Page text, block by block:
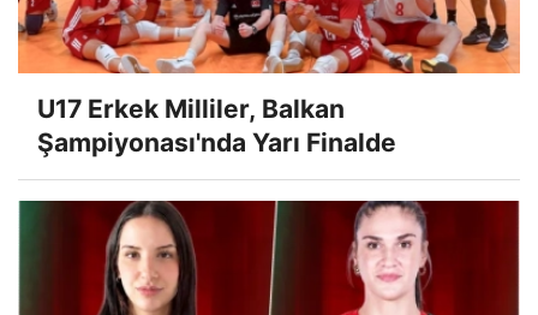
U17 Erkek Milliler, Balkan
Şampiyonası'nda Yarı Finalde